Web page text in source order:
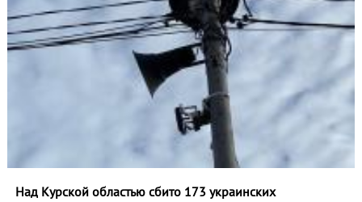
Над Курской областью сбито 173 украинских